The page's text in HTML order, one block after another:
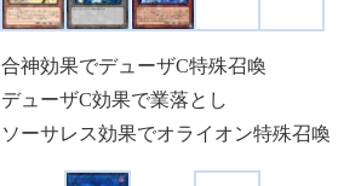
合神効果でデューザC特殊召喚
デューザC効果で業落とし
ソーサレス効果でオライオン特殊召喚